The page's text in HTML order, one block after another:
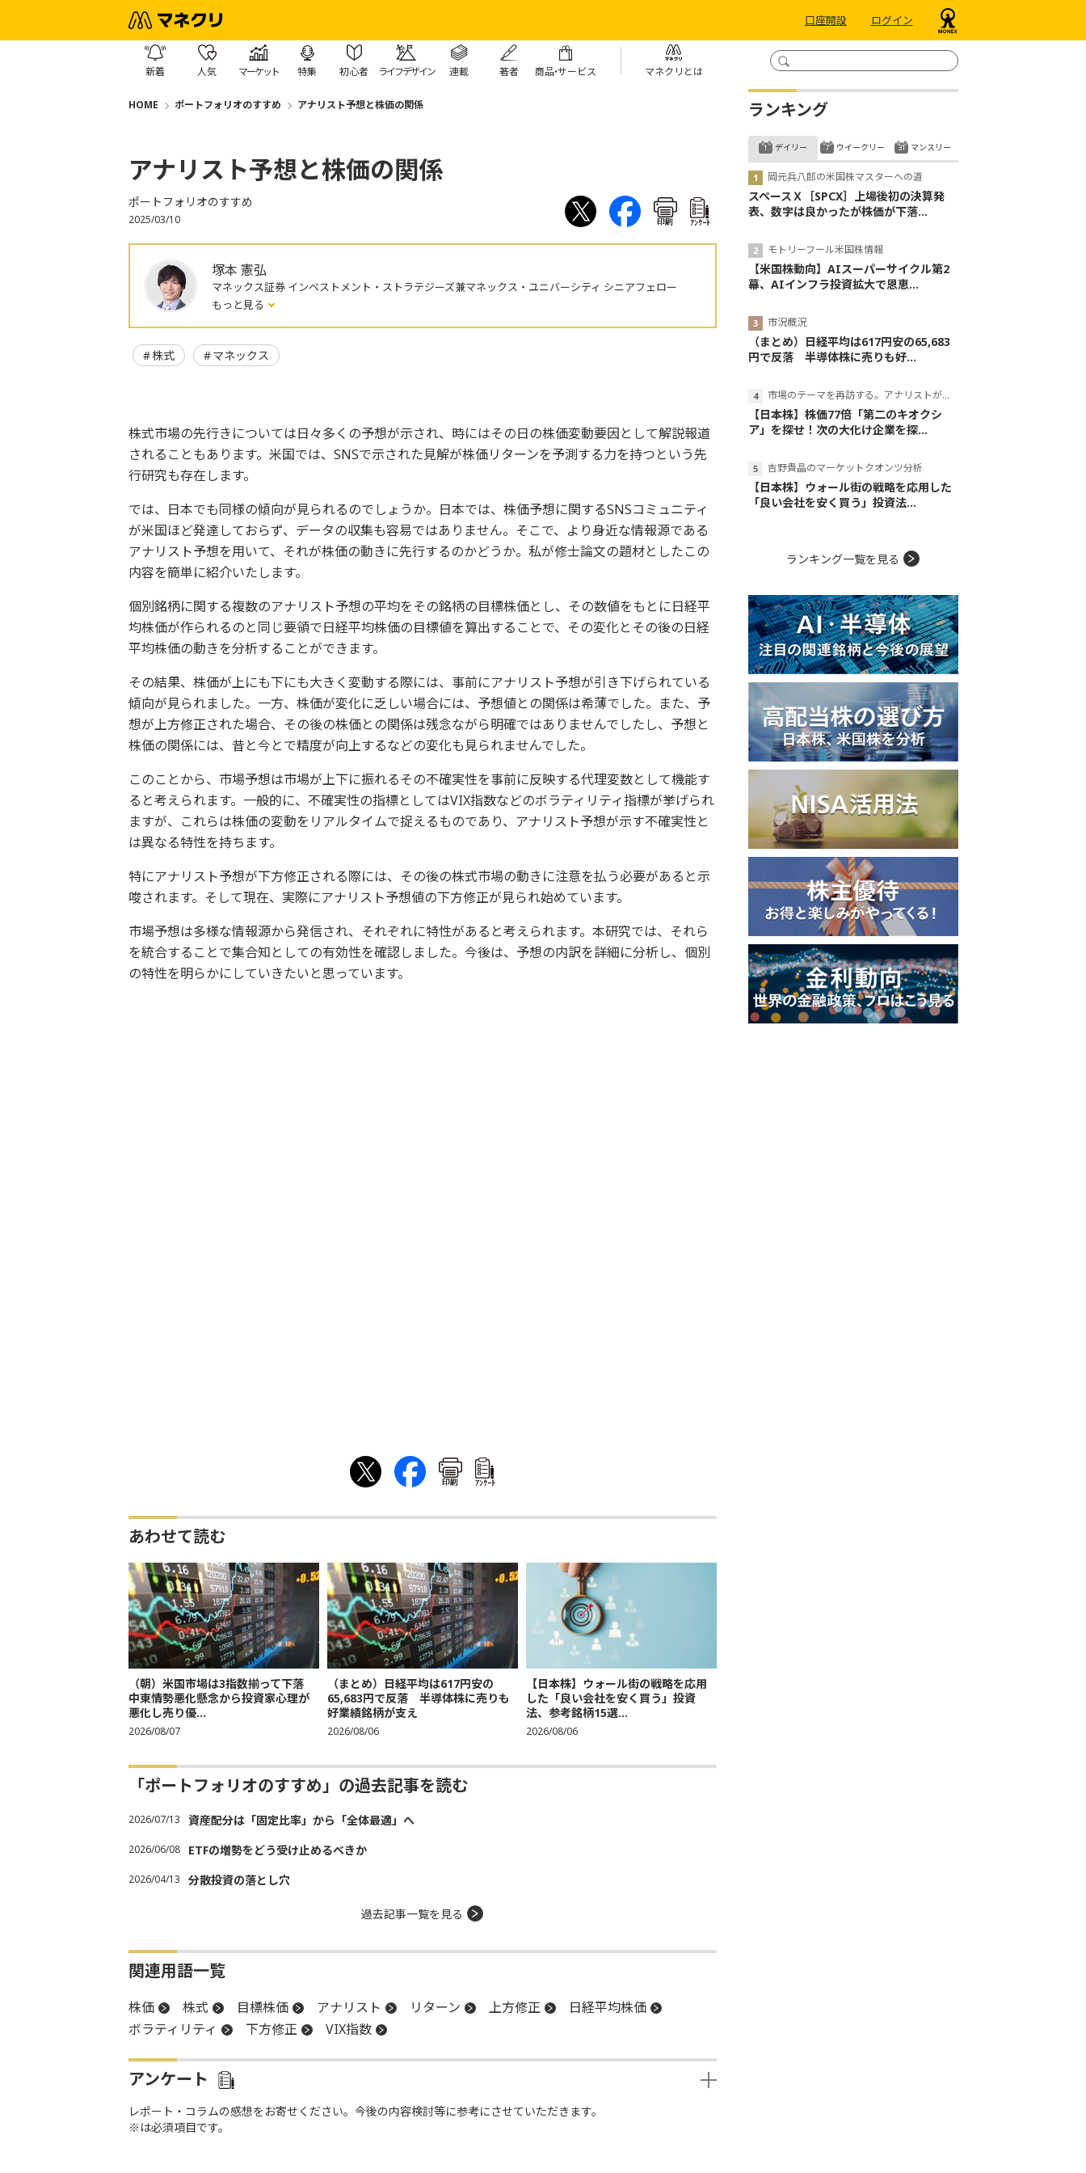
口座開設 ログイン
新着 人気 マーケット 特集 初心者 ライフデザイン 連載 著者 商品・サービス マネクリとは
HOME ポートフォリオのすすめ アナリスト予想と株価の関係
アナリスト予想と株価の関係
ポートフォリオのすすめ
2025/03/10 印刷 ｱﾝｹｰﾄ
塚本 憲弘
マネックス証券 インベストメント・ストラテジーズ兼マネックス・ユニバーシティ シニアフェロー
もっと見る
株式 マネックス
株式市場の先行きについては日々多くの予想が示され、時にはその日の株価変動要因として解説報道
されることもあります。米国では、SNSで示された見解が株価リターンを予測する力を持つという先
行研究も存在します。
では、日本でも同様の傾向が見られるのでしょうか。日本では、株価予想に関するSNSコミュニティ
が米国ほど発達しておらず、データの収集も容易ではありません。そこで、より身近な情報源である
アナリスト予想を用いて、それが株価の動きに先行するのかどうか。私が修士論文の題材としたこの
内容を簡単に紹介いたします。
個別銘柄に関する複数のアナリスト予想の平均をその銘柄の目標株価とし、その数値をもとに日経平
均株価が作られるのと同じ要領で日経平均株価の目標値を算出することで、その変化とその後の日経
平均株価の動きを分析することができます。
その結果、株価が上にも下にも大きく変動する際には、事前にアナリスト予想が引き下げられている
傾向が見られました。一方、株価が変化に乏しい場合には、予想値との関係は希薄でした。また、予
想が上方修正された場合、その後の株価との関係は残念ながら明確ではありませんでしたし、予想と
株価の関係には、昔と今とで精度が向上するなどの変化も見られませんでした。
このことから、市場予想は市場が上下に振れるその不確実性を事前に反映する代理変数として機能す
ると考えられます。一般的に、不確実性の指標としてはVIX指数などのボラティリティ指標が挙げられ
ますが、これらは株価の変動をリアルタイムで捉えるものであり、アナリスト予想が示す不確実性と
は異なる特性を持ちます。
特にアナリスト予想が下方修正される際には、その後の株式市場の動きに注意を払う必要があると示
唆されます。そして現在、実際にアナリスト予想値の下方修正が見られ始めています。
市場予想は多様な情報源から発信され、それぞれに特性があると考えられます。本研究では、それら
を統合することで集合知としての有効性を確認しました。今後は、予想の内訳を詳細に分析し、個別
の特性を明らかにしていきたいと思っています。
印刷 ｱﾝｹｰﾄ
あわせて読む
（朝）米国市場は3指数揃って下落
中東情勢悪化懸念から投資家心理が
悪化し売り優...
2026/08/07
（まとめ）日経平均は617円安の
65,683円で反落 半導体株に売りも
好業績銘柄が支え
2026/08/06
【日本株】ウォール街の戦略を応用
した「良い会社を安く買う」投資
法、参考銘柄15選...
2026/08/06
「ポートフォリオのすすめ」の過去記事を読む
2026/07/13 資産配分は「固定比率」から「全体最適」へ
2026/06/08 ETFの増勢をどう受け止めるべきか
2026/04/13 分散投資の落とし穴
過去記事一覧を見る
関連用語一覧
株価 株式 目標株価 アナリスト リターン 上方修正
日経平均株価
ボラティリティ
下方修正 VIX指数
アンケート
レポート・コラムの感想をお寄せください。今後の内容検討等に参考にさせていただきます。
※は必須項目です。
ランキング
デイリー
岡元兵八郎の米国株マスターへの道
スペースＸ［SPCX］上場後初の決算発
表、数字は良かったが株価が下落...
モトリーフール米国株情報
【米国株動向】AIスーパーサイクル第2
幕、AIインフラ投資拡大で恩恵...
市況概況
（まとめ）日経平均は617円安の65,683
円で反落 半導体株に売りも好...
市場のテーマを再訪する。アナリストが読み解くテーマの本質
【日本株】株価77倍「第二のキオクシ
ア」を探せ！次の大化け企業を探...
吉野貴晶のマーケットクオンツ分析
【日本株】ウォール街の戦略を応用した
「良い会社を安く買う」投資法...
ウイークリー マンスリー
ランキング一覧を見る